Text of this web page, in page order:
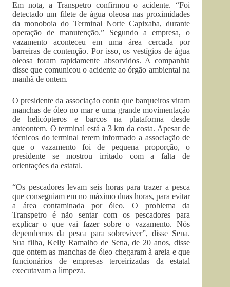
Em nota, a Transpetro confirmou o acidente. “Foi
detectado um filete de água oleosa nas proximidades
da monoboia do Terminal Norte Capixaba, durante
operação de manutenção.” Segundo a empresa, o
vazamento aconteceu em uma área cercada por
barreiras de contenção. Por isso, os vestígios de água
oleosa foram rapidamente absorvidos. A companhia
disse que comunicou o acidente ao órgão ambiental na
manhã de ontem.
O presidente da associação conta que barqueiros viram
manchas de óleo no mar e uma grande movimentação
de helicópteros e barcos na plataforma desde
anteontem. O terminal está a 3 km da costa. Apesar de
técnicos do terminal terem informado a associação de
que o vazamento foi de pequena proporção, o
presidente se mostrou irritado com a falta de
orientações da estatal.
“Os pescadores levam seis horas para trazer a pesca
que conseguiam em no máximo duas horas, para evitar
a área contaminada por óleo. O problema da
Transpetro é não sentar com os pescadores para
explicar o que vai fazer sobre o vazamento. Nós
dependemos da pesca para sobreviver”, disse Sena.
Sua filha, Kelly Ramalho de Sena, de 20 anos, disse
que ontem as manchas de óleo chegaram à areia e que
funcionários de empresas terceirizadas da estatal
executavam a limpeza.